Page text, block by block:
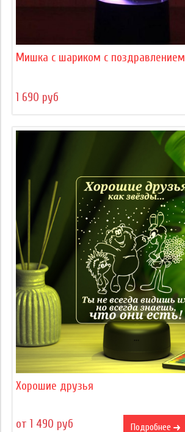
Мишка с шариком с поздравлением
1 690 руб
Хорошие друзья
от 1 490 руб Подробнее